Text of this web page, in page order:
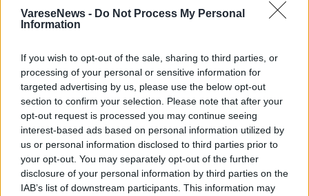
VareseNews - Do Not Process My Personal
Information
If you wish to opt-out of the sale, sharing to third parties, or
processing of your personal or sensitive information for
targeted advertising by us, please use the below opt-out
section to confirm your selection. Please note that after your
opt-out request is processed you may continue seeing
interest-based ads based on personal information utilized by
us or personal information disclosed to third parties prior to
your opt-out. You may separately opt-out of the further
disclosure of your personal information by third parties on the
IAB’s list of downstream participants. This information may
Leggi l'articolo:
Al Birrificio Settimo di Carnago, quattro giorni dedicati
ADV